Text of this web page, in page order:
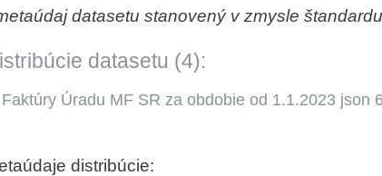
datasetu stanovený v zmysle
datasetu (4):
Úradu MF SR za obdobie od 1.1.2023 json
distribúcie: